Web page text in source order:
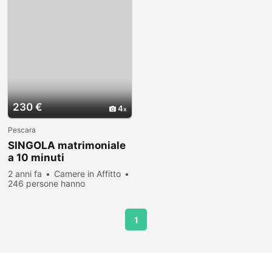
230 € 4
Pescara
SINGOLA matrimoniale
a 10 minuti
dall'Università
2 anni fa
Camere in Affitto
246 persone hanno
1